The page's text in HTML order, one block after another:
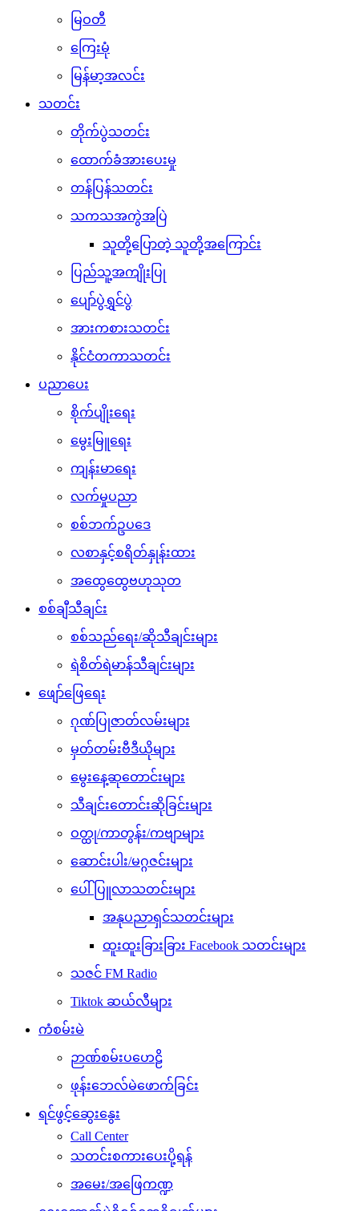
မြဝတီ
ကြေးမုံ
မြန်မာ့အလင်း
သတင်း
တိုက်ပွဲသတင်း
ထောက်ခံအားပေးမှု
တန်ပြန်သတင်း
သကသအကွဲအပြဲ
သူတို့ပြောတဲ့ သူတို့အကြောင်း
ပြည်သူ့အကျိုးပြု
ပျော်ပွဲရွှင်ပွဲ
အားကစားသတင်း
နိုင်ငံတကာသတင်း
ပညာပေး
စိုက်ပျိုးရေး
မွေးမြူရေး
ကျန်းမာရေး
လက်မှုပညာ
စစ်ဘက်ဥပဒေ
လစာနှင့်စရိတ်နှုန်းထား
အထွေထွေဗဟုသုတ
စစ်ချီသီချင်း
စစ်သည်ရေး/ဆိုသီချင်းများ
ရဲစိတ်ရဲမာန်သီချင်းများ
ဖျော်ဖြေရေး
ဂုဏ်ပြုဇာတ်လမ်းများ
မှတ်တမ်းဗီဒီယိုများ
မွေးနေ့ဆုတောင်းများ
သီချင်းတောင်းဆိုခြင်းများ
ဝတ္ထု/ကာတွန်း/ကဗျာများ
ဆောင်းပါး/မဂ္ဂဇင်းများ
ပေါ်ပြူလာသတင်းများ
အနုပညာရှင်သတင်းများ
ထူးထူးခြားခြား Facebook သတင်းများ
သဇင် FM Radio
Tiktok ဆယ်လီများ
ကံစမ်းမဲ
ဉာဏ်စမ်းပဟေဠိ
ဖုန်းဘေလ်မဲဖောက်ခြင်း
ရင်ဖွင့်ဆွေးနွေး
Call Center
သတင်းစကားပေးပို့ရန်
အမေး/အဖြေကဏ္ဍ